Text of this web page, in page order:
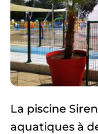
La piscine
aquatiques à